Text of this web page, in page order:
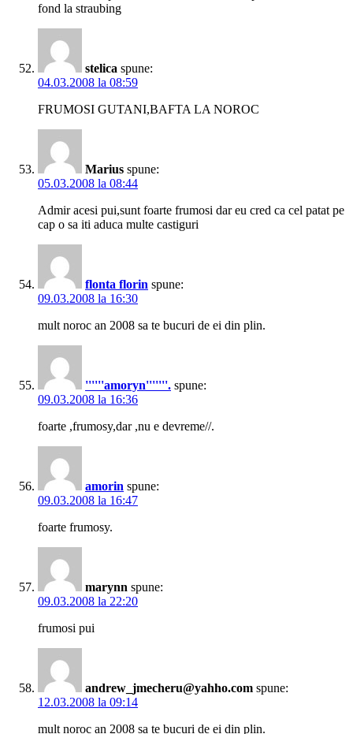
fond la straubing
stelica spune:
04.03.2008 la 08:59
FRUMOSI GUTANI,BAFTA LA NOROC
Marius spune:
05.03.2008 la 08:44
Admir acesi pui,sunt foarte frumosi dar eu cred ca cel patat pe
cap o sa iti aduca multe castiguri
flonta florin spune:
09.03.2008 la 16:30
mult noroc an 2008 sa te bucuri de ei din plin.
''''''amoryn'''''''. spune:
09.03.2008 la 16:36
foarte ,frumosy,dar ,nu e devreme//.
amorin spune:
09.03.2008 la 16:47
foarte frumosy.
marynn spune:
09.03.2008 la 22:20
frumosi pui
andrew_jmecheru@yahho.com spune:
12.03.2008 la 09:14
mult noroc an 2008 sa te bucuri de ei din plin.